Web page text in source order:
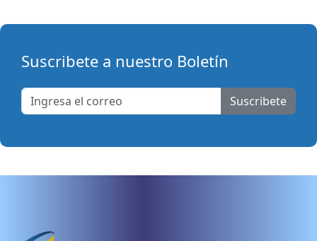
Suscribete a nuestro Boletín
Suscribete